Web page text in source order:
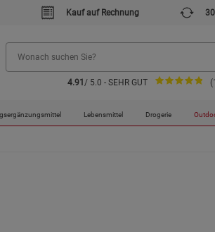
Kauf auf Rechnung
4.91 / 5.0 - SEHR GUT
Lebensmittel Drogerie
Micropur® Classic MC 10.000P - 100 g Pulver